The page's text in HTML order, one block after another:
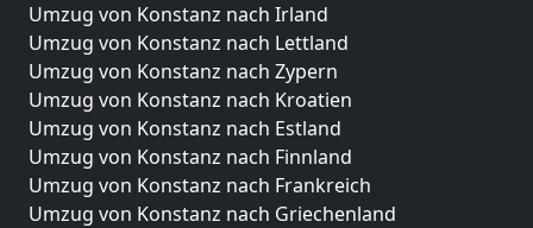
Umzug von Konstanz nach Irland
Umzug von Konstanz nach Lettland
Umzug von Konstanz nach Zypern
Umzug von Konstanz nach Kroatien
Umzug von Konstanz nach Estland
Umzug von Konstanz nach Finnland
Umzug von Konstanz nach Frankreich
Umzug von Konstanz nach Griechenland